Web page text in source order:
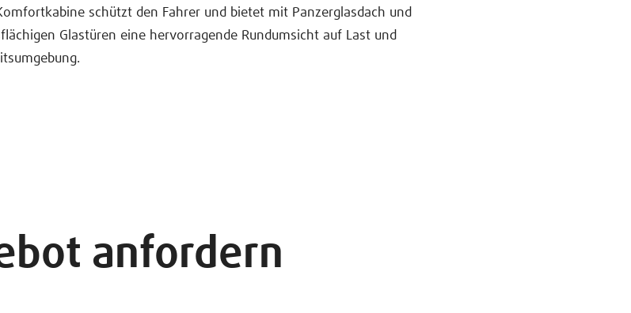
schützt den Fahrer und bietet mit Panzerglasdach und
Glastüren eine hervorragende Rundumsicht auf Last und
anfordern